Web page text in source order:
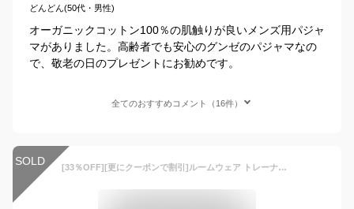
どんどん(50代・男性)
オーガニックコットン100％の肌触りが良いメンズ用パジャ
マがありました。高齢者でも安心のグンゼのパジャマなの
で、敬老の日のプレゼントにお勧めです。
全てのおすすめコメント（16件）
SOLD [33％OFF][更にクーポンで割引]ルームウェア トレーナー パンツ スウェット パジャマ 上下セット セットアップ 部屋着 メンズ NAVY ネイビー オーガニックコットン ルームウェアセットアップ 304137MH